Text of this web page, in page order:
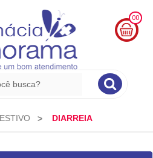
00
0,00
DIARREIA